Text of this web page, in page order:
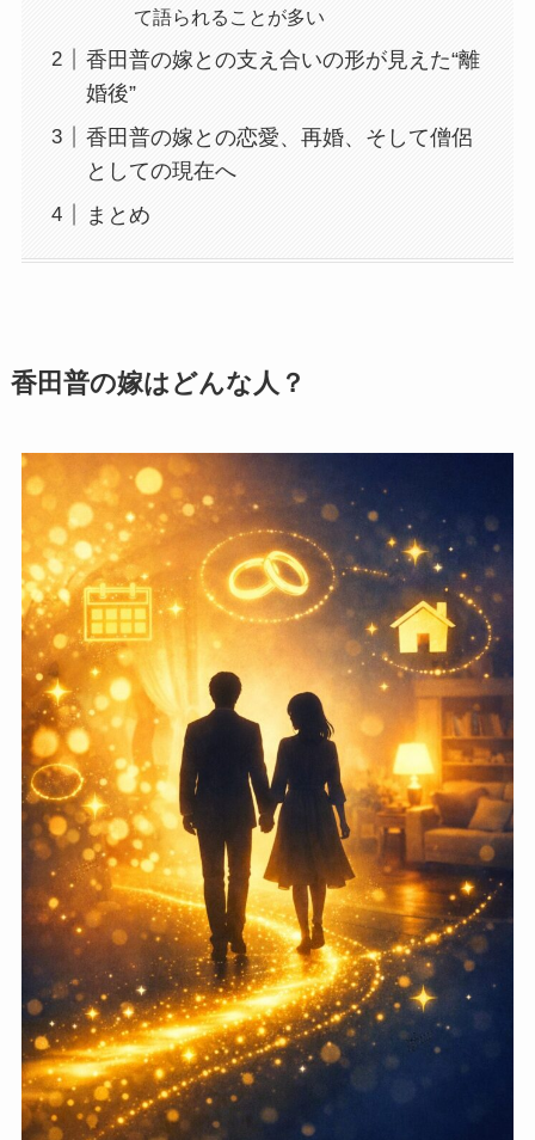
て語られることが多い
香田普の嫁との支え合いの形が見えた“離
婚後”
香田普の嫁との恋愛、再婚、そして僧侶
としての現在へ
まとめ
香田普の嫁はどんな人？